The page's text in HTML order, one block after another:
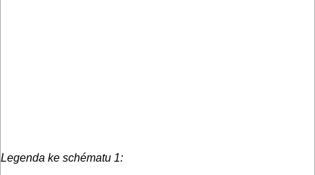
Legenda ke schématu 1: